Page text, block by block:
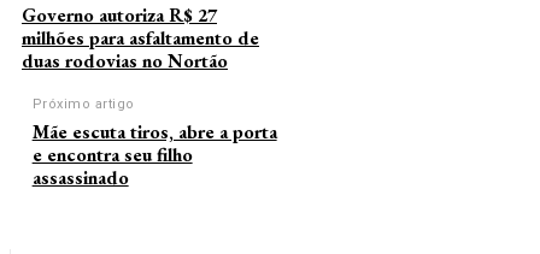
Governo autoriza R$ 27
milhões para asfaltamento de
duas rodovias no Nortão
Próximo artigo
Mãe escuta tiros, abre a porta
e encontra seu filho
assassinado